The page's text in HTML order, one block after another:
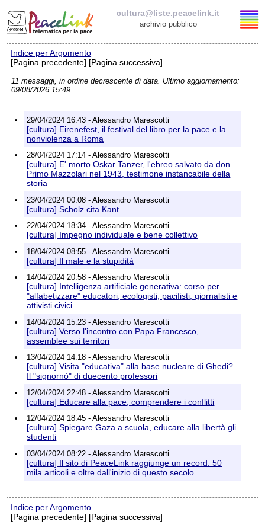
cultura@liste.peacelink.it
archivio pubblico
Elenco delle liste
cultura@liste.peacelink.it
Policy delle liste di PeaceLink
Informativa sulla privacy
Indice per Argomento
[Pagina precedente] [Pagina successiva]
11 messaggi, in ordine decrescente di data. Ultimo aggiornamento:
09/08/2026 15:49
29/04/2024 16:43 - Alessandro Marescotti
[cultura] Eirenefest, il festival del libro per la pace e la
nonviolenza a Roma
28/04/2024 17:14 - Alessandro Marescotti
[cultura] E' morto Oskar Tanzer, l'ebreo salvato da don
Primo Mazzolari nel 1943, testimone instancabile della
storia
23/04/2024 00:08 - Alessandro Marescotti
[cultura] Scholz cita Kant
22/04/2024 18:34 - Alessandro Marescotti
[cultura] Impegno individuale e bene collettivo
18/04/2024 08:55 - Alessandro Marescotti
[cultura] Il male e la stupidità
14/04/2024 20:58 - Alessandro Marescotti
[cultura] Intelligenza artificiale generativa: corso per
"alfabetizzare" educatori, ecologisti, pacifisti, giornalisti e
attivisti civici.
14/04/2024 15:23 - Alessandro Marescotti
[cultura] Verso l'incontro con Papa Francesco,
assemblee sui territori
13/04/2024 14:18 - Alessandro Marescotti
[cultura] Visita "educativa" alla base nucleare di Ghedi?
Il "signornò" di duecento professori
12/04/2024 22:48 - Alessandro Marescotti
[cultura] Educare alla pace, comprendere i conflitti
12/04/2024 18:45 - Alessandro Marescotti
[cultura] Spiegare Gaza a scuola, educare alla libertà gli
studenti
03/04/2024 08:22 - Alessandro Marescotti
[cultura] Il sito di PeaceLink raggiunge un record: 50
mila articoli e oltre dall'inizio di questo secolo
Indice per Argomento
[Pagina precedente] [Pagina successiva]